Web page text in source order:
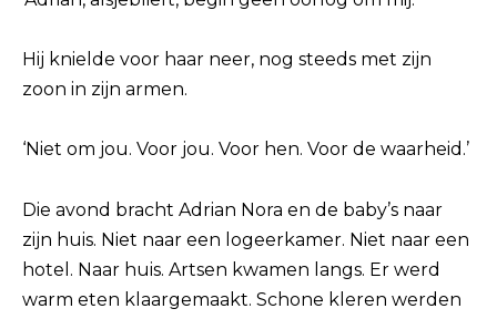
Hij knielde voor haar neer, nog steeds met zijn
zoon in zijn armen.
‘Niet om jou. Voor jou. Voor hen. Voor de waarheid.’
Die avond bracht Adrian Nora en de baby’s naar
zijn huis. Niet naar een logeerkamer. Niet naar een
hotel. Naar huis. Artsen kwamen langs. Er werd
warm eten klaargemaakt. Schone kleren werden